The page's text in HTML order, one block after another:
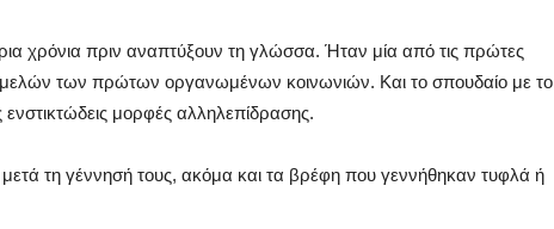
χρόνια πριν αναπτύξουν τη γλώσσα. Ήταν μία από τις πρώτες
μελών των πρώτων οργανωμένων κοινωνιών. Και το σπουδαίο με το
ενστικτώδεις μορφές αλληλεπίδρασης.
τη γέννησή τους, ακόμα και τα βρέφη που γεννήθηκαν τυφλά ή